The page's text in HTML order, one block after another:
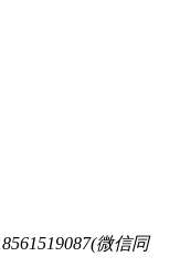
微信同